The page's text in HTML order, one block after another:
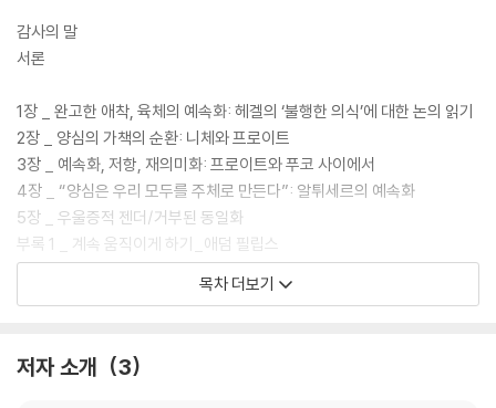
감사의 말
서론
1장 _ 완고한 애착, 육체의 예속화: 헤겔의 ‘불행한 의식’에 대한 논의 읽기
2장 _ 양심의 가책의 순환: 니체와 프로이트
3장 _ 예속화, 저항, 재의미화: 프로이트와 푸코 사이에서
4장 _ “양심은 우리 모두를 주체로 만든다”: 알튀세르의 예속화
5장 _ 우울증적 젠더/거부된 동일화
부록 1 _ 계속 움직이게 하기_애덤 필립스
부록 2 _ 애덤 필립스의 논평에 대한 답변
6장 _ 정신적 시작: 우울증, 양가성, 분노
찾아보기
목차 더보기
저자 소개 3